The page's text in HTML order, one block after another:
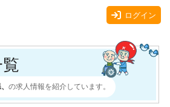
ログイン
の求人情報を紹介しています。